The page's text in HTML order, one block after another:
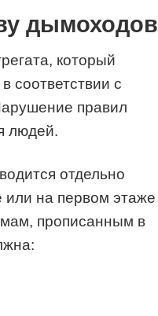
дымоходов
который
соответствии с
правил
людей.
отдельно
или на первом этаже
прописанным в